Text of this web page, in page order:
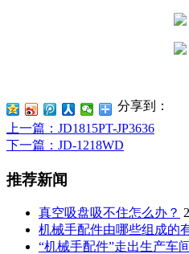
分享到：
上一篇 ：JD1815PT-JP3636
下一篇 ：JD-1218WD
推荐新闻
真空吸盘吸不住怎么办？
机械手配件由哪些组成的
“机械手配件”走出生产车